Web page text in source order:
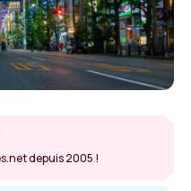
depuis 2005 !